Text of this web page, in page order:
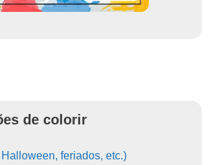
de colorir
feriados, etc.)